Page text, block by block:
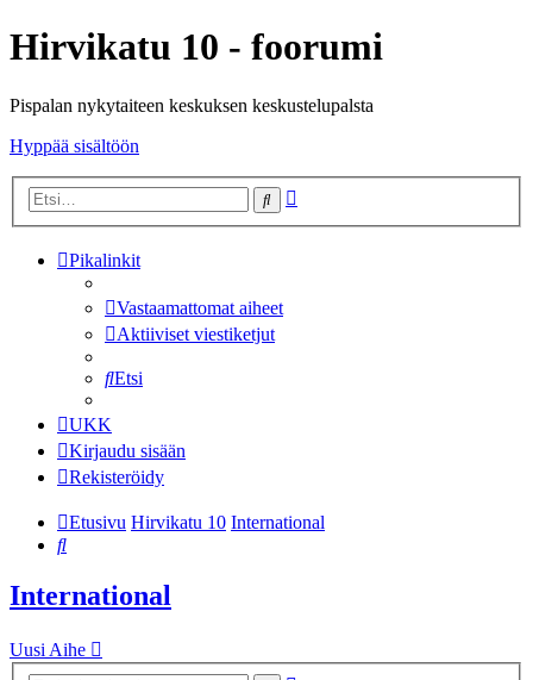
Hirvikatu 10 - foorumi
Pispalan nykytaiteen keskuksen keskustelupalsta
Hyppää sisältöön
Etsi
Pikalinkit
Vastaamattomat aiheet
Aktiiviset viestiketjut
Etsi
UKK
Kirjaudu sisään
Rekisteröidy
Etusivu Hirvikatu 10 International
Etsi
International
Uusi Aihe